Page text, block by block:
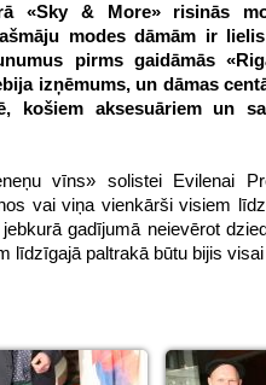
«Sky & More» risinās
modes dāmām ir
pirms gaidāmās
izņēmums, un dāmas
košiem aksesuāriem un
vīns» solistei Evilenai
vai viņa vienkārši visiem
gadījumā neievērot
līdzīgajā paltrakā būtu bijis